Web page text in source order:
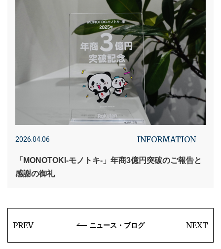
2026.04.06 INFORMATION
「MONOTOKI-モノトキ-」年商3億円突破のご報告と
感謝の御礼
PREV ニュース・ブログ NEXT